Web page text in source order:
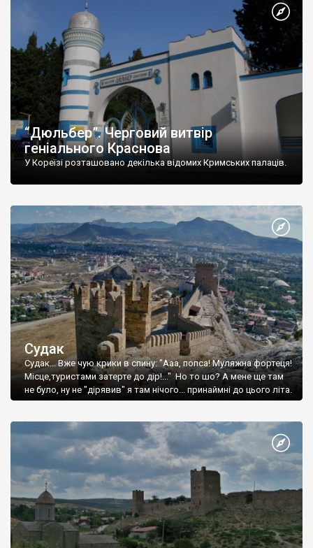
“Дюльбер”. Черговий витвір
геніального Краснова
У Кореїзі розташовано декілька відомих Кримських палаців.
Судак
Судак... Вже чую крики в спину: "Ааа, попса! Муляжна фортеця!
Місце,туристами затерте до дір!..." Но то шо? А мене ще там
не було, ну не "дірявив" я там нічого... принаймні до цього літа.